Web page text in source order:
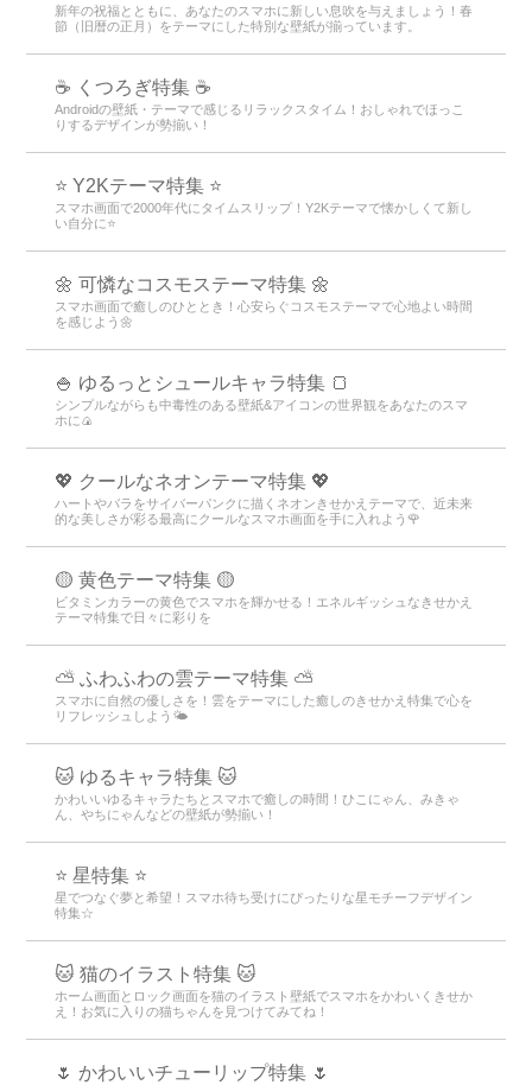
新年の祝福とともに、あなたのスマホに新しい息吹を与えましょう！春
節（旧暦の正月）をテーマにした特別な壁紙が揃っています。
☕ くつろぎ特集 ☕
Androidの壁紙・テーマで感じるリラックスタイム！おしゃれでほっこ
りするデザインが勢揃い！
⭐ Y2Kテーマ特集 ⭐
スマホ画面で2000年代にタイムスリップ！Y2Kテーマで懐かしくて新し
い自分に⭐
🌼 可憐なコスモステーマ特集 🌼
スマホ画面で癒しのひととき！心安らぐコスモステーマで心地よい時間
を感じよう🌼
🍚 ゆるっとシュールキャラ特集 🍞
シンプルながらも中毒性のある壁紙&アイコンの世界観をあなたのスマ
ホに🍙
💖 クールなネオンテーマ特集 💖
ハートやバラをサイバーパンクに描くネオンきせかえテーマで、近未来
的な美しさが彩る最高にクールなスマホ画面を手に入れよう🌹
🟡 黄色テーマ特集 🟡
ビタミンカラーの黄色でスマホを輝かせる！エネルギッシュなきせかえ
テーマ特集で日々に彩りを
⛅ ふわふわの雲テーマ特集 ⛅
スマホに自然の優しさを！雲をテーマにした癒しのきせかえ特集で心を
リフレッシュしよう🌤️
🐱 ゆるキャラ特集 🐱
かわいいゆるキャラたちとスマホで癒しの時間！ひこにゃん、みきゃ
ん、やちにゃんなどの壁紙が勢揃い！
⭐ 星特集 ⭐
星でつなぐ夢と希望！スマホ待ち受けにぴったりな星モチーフデザイン
特集☆
🐱 猫のイラスト特集 🐱
ホーム画面とロック画面を猫のイラスト壁紙でスマホをかわいくきせか
え！お気に入りの猫ちゃんを見つけてみてね！
🌷 かわいいチューリップ特集 🌷